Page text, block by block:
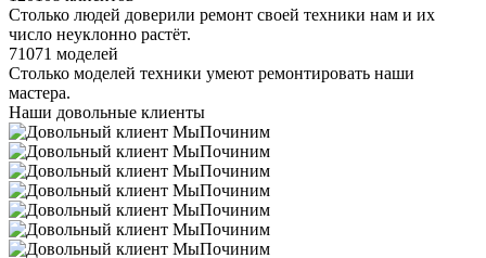
Столько людей доверили ремонт своей техники нам и их
число неуклонно растёт.
71071 моделей
Столько моделей техники умеют ремонтировать наши
мастера.
Наши довольные клиенты